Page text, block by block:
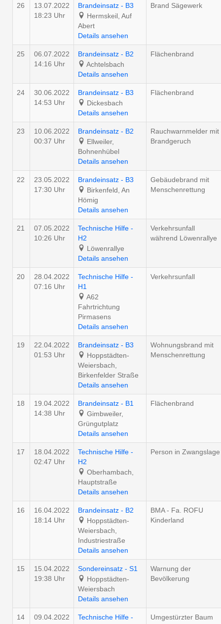
26
13.07.2022
18:23 Uhr
Brandeinsatz - B3
Hermskeil, Auf
Abert
Details ansehen
Brand Sägewerk
25
06.07.2022
14:16 Uhr
Brandeinsatz - B2
Achtelsbach
Details ansehen
Flächenbrand
24
30.06.2022
14:53 Uhr
Brandeinsatz - B3
Dickesbach
Details ansehen
Flächenbrand
23
10.06.2022
00:37 Uhr
Brandeinsatz - B2
Ellweiler,
Bohnenhübel
Details ansehen
Rauchwarnmelder mit
Brandgeruch
22
23.05.2022
17:30 Uhr
Brandeinsatz - B3
Birkenfeld, An
Hömig
Details ansehen
Gebäudebrand mit
Menschenrettung
21
07.05.2022
10:26 Uhr
Technische Hilfe -
H2
Löwenrallye
Details ansehen
Verkehrsunfall
während Löwenrallye
20
28.04.2022
07:16 Uhr
Technische Hilfe -
H1
A62
Fahrtrichtung
Pirmasens
Details ansehen
Verkehrsunfall
19
22.04.2022
01:53 Uhr
Brandeinsatz - B3
Hoppstädten-
Weiersbach,
Birkenfelder Straße
Details ansehen
Wohnungsbrand mit
Menschenrettung
18
19.04.2022
14:38 Uhr
Brandeinsatz - B1
Gimbweiler,
Grüngutplatz
Details ansehen
Flächenbrand
17
18.04.2022
02:47 Uhr
Technische Hilfe -
H2
Oberhambach,
Hauptstraße
Details ansehen
Person in Zwangslage
16
16.04.2022
18:14 Uhr
Brandeinsatz - B2
Hoppstädten-
Weiersbach,
Industriestraße
Details ansehen
BMA - Fa. ROFU
Kinderland
15
15.04.2022
19:38 Uhr
Sondereinsatz - S1
Hoppstädten-
Weiersbach
Details ansehen
Warnung der
Bevölkerung
14
09.04.2022
Technische Hilfe -
Umgestürzter Baum